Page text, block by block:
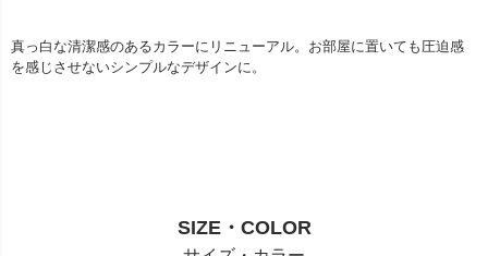
真っ白な清潔感のあるカラーにリニューアル。お部屋に置いても圧迫感
を感じさせないシンプルなデザインに。
SIZE・COLOR